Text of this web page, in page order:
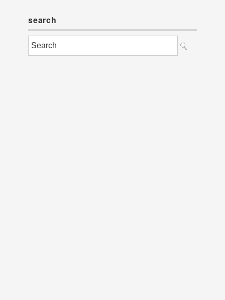
search